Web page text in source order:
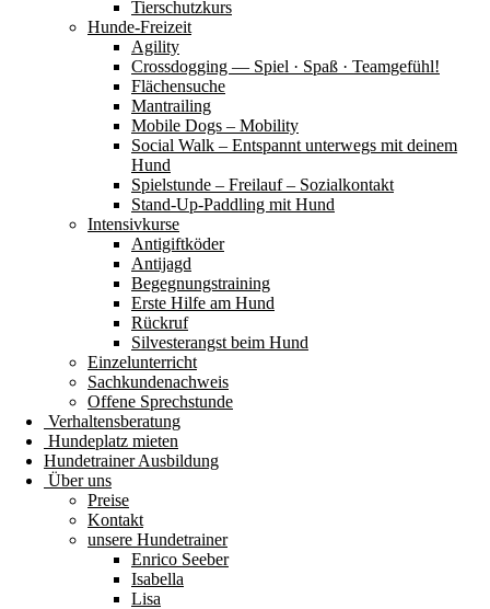
Tierschutzkurs
Hunde-Freizeit
Agility
Crossdogging — Spiel · Spaß · Teamgefühl!
Flächensuche
Mantrailing
Mobile Dogs – Mobility
Social Walk – Entspannt unterwegs mit deinem
Hund
Spielstunde – Freilauf – Sozialkontakt
Stand-Up-Paddling mit Hund
Intensivkurse
Antigiftköder
Antijagd
Begegnungstraining
Erste Hilfe am Hund
Rückruf
Silvesterangst beim Hund
Einzelunterricht
Sachkundenachweis
Offene Sprechstunde
Verhaltensberatung
Hundeplatz mieten
Hundetrainer Ausbildung
Über uns
Preise
Kontakt
unsere Hundetrainer
Enrico Seeber
Isabella
Lisa